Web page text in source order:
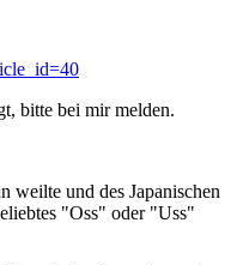
bitte bei mir melden.
weilte und des Japanischen
"Oss" oder "Uss"